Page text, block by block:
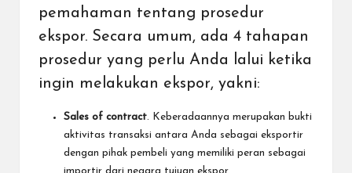
pemahaman tentang prosedur
ekspor. Secara umum, ada 4 tahapan
prosedur yang perlu Anda lalui ketika
ingin melakukan ekspor, yakni:
Sales of contract. Keberadaannya merupakan bukti
aktivitas transaksi antara Anda sebagai eksportir
dengan pihak pembeli yang memiliki peran sebagai